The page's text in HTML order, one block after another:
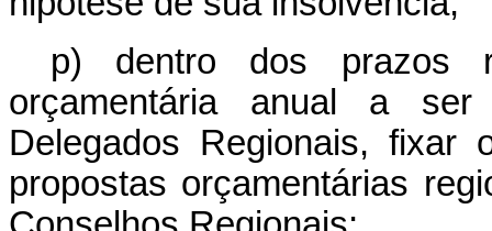
p) dentro dos prazos
orçamentária anual a ser
Delegados Regionais, fixar
propostas orçamentárias